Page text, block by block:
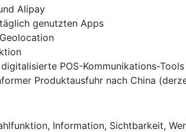
Alipay
genutzten Apps
POS-Kommunikations-
Produktausfuhr nach China
Information, Sichtbarkeit,